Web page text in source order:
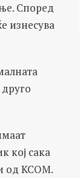
Според
изнесува
кој сака
од КСОМ.